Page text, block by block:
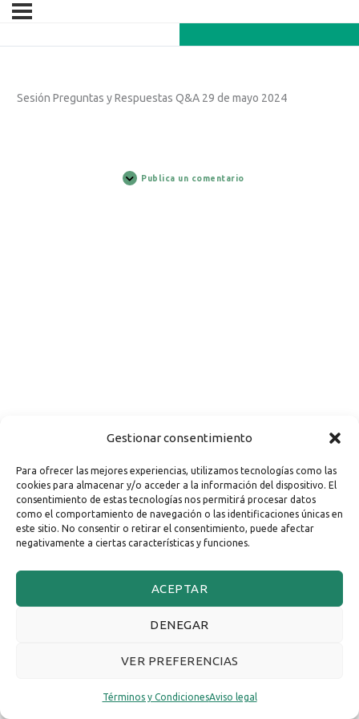
Gestionar consentimiento
Para ofrecer las mejores experiencias, utilizamos tecnologías como las
cookies para almacenar y/o acceder a la información del dispositivo. El
consentimiento de estas tecnologías nos permitirá procesar datos
como el comportamiento de navegación o las identificaciones únicas en
este sitio. No consentir o retirar el consentimiento, puede afectar
negativamente a ciertas características y funciones.
ACEPTAR
DENEGAR
VER PREFERENCIAS
Términos y CondicionesAviso legal
Sesión Preguntas y Respuestas Q&A 29 de mayo 2024
Publica un comentario